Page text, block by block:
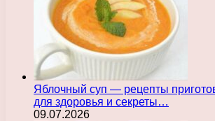
Яблочный суп — рецепты
для здоровья и секреты…
09.07.2026